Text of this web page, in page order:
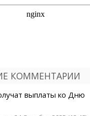
КОММЕНТАРИИ
выплаты ко Дню